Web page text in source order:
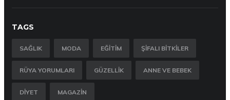
TAGS
SAĞLIK MODA EĞITIM ŞIFALI BITKILER
RÜYA YORUMLARI GÜZELLIK ANNE VE BEBEK
DIYET MAGAZIN